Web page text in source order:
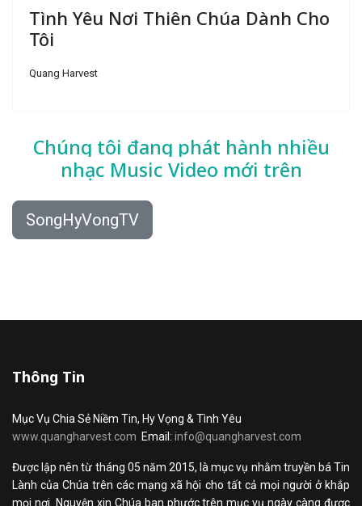
Tình Yêu Nơi Thiên Chúa Dành Cho
Tôi
Quang Harvest
Chúng tôi đang phát hành nhiều
nhạc Music Video mới trên
SongHyVongTV
Thông Tin
Mục Vụ Chia Sẻ Niềm Tin, Hy Vọng & Tình Yêu
www.quangharvest.com Email: info@quangharvest.com
Được lập nên từ tháng 05 năm 2015, là mục vụ nhằm truyền bá Tin
Lành của Chúa trên các mạng xã hội cho tất cả mọi người ở khắp
mọi nơi. Nguyện xin Chúa ban phước trên mục vụ ngày càng được